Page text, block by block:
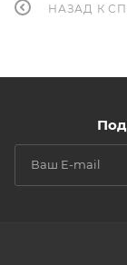
НАЗАД К